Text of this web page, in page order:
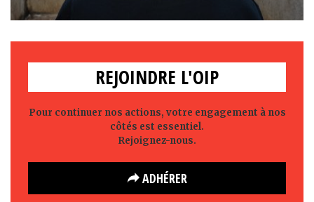
REJOINDRE L'OIP
Pour continuer nos actions, votre engagement à nos
côtés est essentiel.
Rejoignez-nous.
ADHÉRER